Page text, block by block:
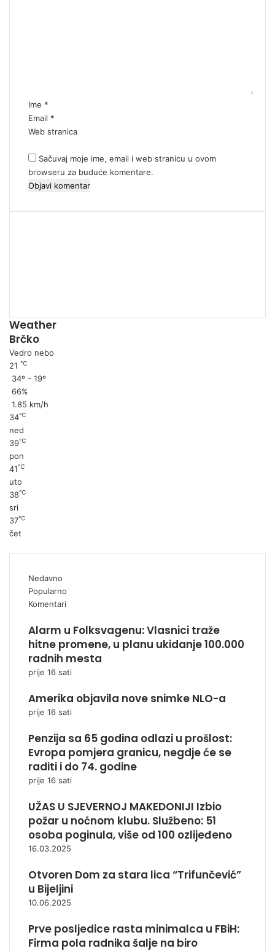
*Ime *
Email *
Web stranica
Sačuvaj moje ime, email i web stranicu u ovom
browseru za buduće komentare.
Weather
Brčko
Vedro nebo
21 ℃
34º - 19º
66%
1.85 km/h
34℃
ned
39℃
pon
41℃
uto
38℃
sri
37℃
čet
Nedavno
Popularno
Komentari
Alarm u Folksvagenu: Vlasnici traže
hitne promene, u planu ukidanje 100.000
radnih mesta
prije 16 sati
Amerika objavila nove snimke NLO-a
prije 16 sati
Penzija sa 65 godina odlazi u prošlost:
Evropa pomjera granicu, negdje će se
raditi i do 74. godine
prije 16 sati
UŽAS U SJEVERNOJ MAKEDONIJI Izbio
požar u noćnom klubu. Službeno: 51
osoba poginula, više od 100 ozlijeđeno
16.03.2025
Otvoren Dom za stara lica “Trifunčević”
u Bijeljini
10.06.2025
Prve posljedice rasta minimalca u FBiH:
Firma pola radnika šalje na biro